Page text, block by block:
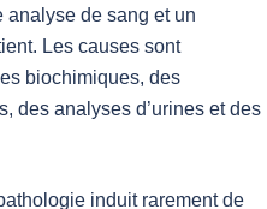
analyse de sang et un
Les causes sont
biochimiques, des
des analyses d’urines et des
induit rarement de